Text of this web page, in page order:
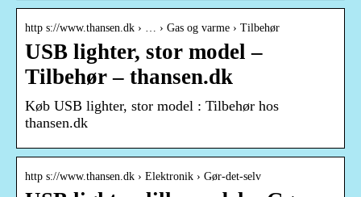
http s://www.thansen.dk › … › Gas og varme › Tilbehør
USB lighter, stor model –
Tilbehør – thansen.dk
Køb USB lighter, stor model : Tilbehør hos
thansen.dk
http s://www.thansen.dk › Elektronik › Gør-det-selv